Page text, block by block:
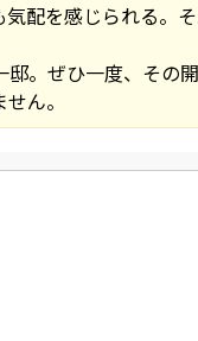
配を感じられる。
。ぜひ一度、そ
ん。